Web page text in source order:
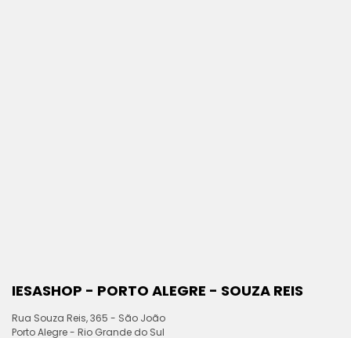
IESASHOP - PORTO ALEGRE - SOUZA REIS
Rua Souza Reis, 365 - São João
Porto Alegre - Rio Grande do Sul